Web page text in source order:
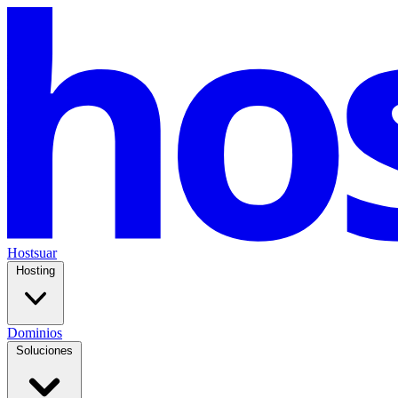
Hostsuar
Hosting
Dominios
Soluciones